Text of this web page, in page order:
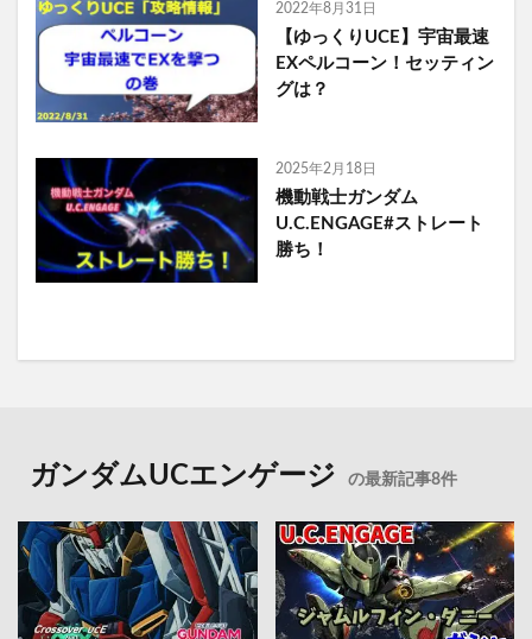
2022年8月31日
【ゆっくりUCE】宇宙最速
EXペルコーン！セッティン
グは？
2025年2月18日
機動戦士ガンダム
U.C.ENGAGE#ストレート
勝ち！
ガンダムUCエンゲージ の最新記事8件